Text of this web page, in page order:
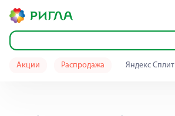
Акции Распродажа Яндекс Сплит